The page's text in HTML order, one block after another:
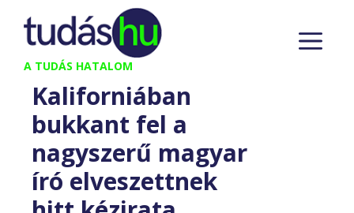
Kilépés
tartalomba
A TUDÁS HATALOM
Kaliforniában
bukkant fel a
nagyszerű magyar
író elveszettnek